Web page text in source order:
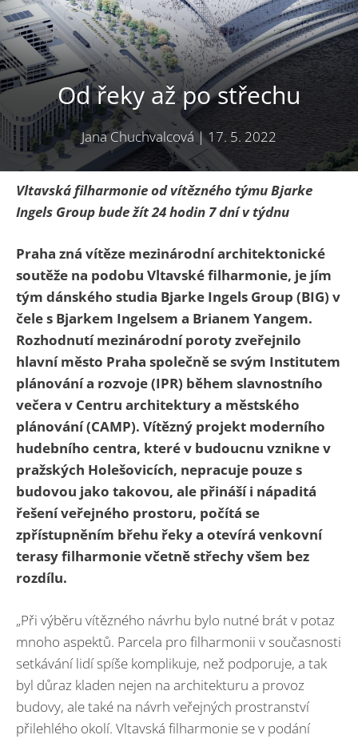
Od řeky až po střechu
Jana Chuchvalcová |17. 5. 2022
Vltavská filharmonie od vítězného týmu Bjarke
Ingels Group bude žít 24 hodin 7 dní v týdnu
Praha zná vítěze mezinárodní architektonické
soutěže na podobu Vltavské filharmonie, je jím
tým dánského studia Bjarke Ingels Group (BIG) v
čele s Bjarkem Ingelsem a Brianem Yangem.
Rozhodnutí mezinárodní poroty zveřejnilo
hlavní město Praha společně se svým Institutem
plánování a rozvoje (IPR) během slavnostního
večera v Centru architektury a městského
plánování (CAMP). Vítězný projekt moderního
hudebního centra, které v budoucnu vznikne v
pražských Holešovicích, nepracuje pouze s
budovou jako takovou, ale přináší i nápaditá
řešení veřejného prostoru, počítá se
zpřístupněním břehu řeky a otevírá venkovní
terasy filharmonie včetně střechy všem bez
rozdílu.
„Při výběru vítězného návrhu bylo nutné brát v potaz
mnoho aspektů. Parcela pro filharmonii v současnosti
setkávání lidí spíše komplikuje, než podporuje, a tak
byl důraz kladen nejen na architekturu a provoz
budovy, ale také na návrh veřejných prostranství
přilehlého okolí. Vltavská filharmonie se v podání